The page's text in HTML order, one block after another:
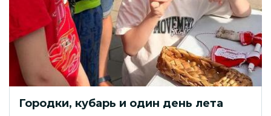
Городки, кубарь и один день лета